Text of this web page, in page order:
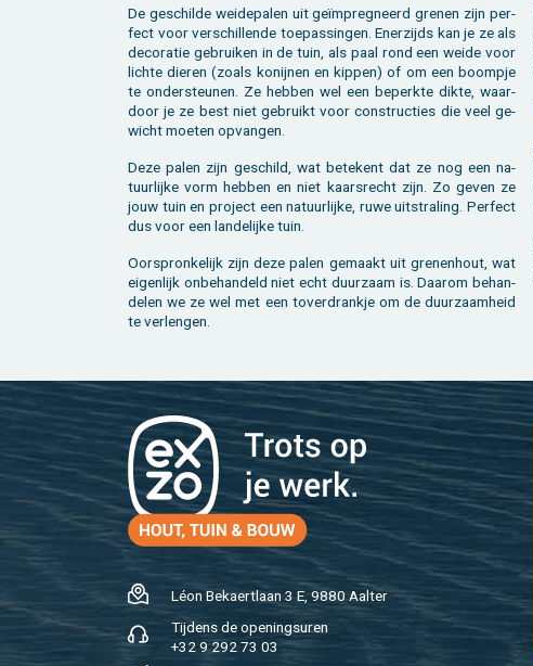
De ge­schil­de wei­de­pa­len uit geïmpreg­neerd gre­nen zijn per­
fect voor ver­schil­len­de toe­pas­sin­gen. Ener­zijds kan je ze als
de­co­ra­tie ge­brui­ken in de tuin, als paal rond een weide voor
lich­te die­ren (zoals ko­nij­nen en kip­pen) of om een boom­pje
te on­der­steu­nen. Ze heb­ben wel een be­perk­te dikte, waar­
door je ze best niet ge­bruikt voor con­struc­ties die veel ge­
wicht moe­ten op­van­gen.
Deze palen zijn ge­schild, wat be­te­kent dat ze nog een na­
tuur­lij­ke vorm heb­ben en niet kaars­recht zijn. Zo geven ze
jouw tuin en pro­ject een na­tuur­lij­ke, ruwe uit­stra­ling. Per­fect
dus voor een lan­de­lij­ke tuin.
Oor­spron­ke­lijk zijn deze palen ge­maakt uit gre­nen­hout, wat
ei­gen­lijk on­be­han­deld niet echt duur­zaam is. Daar­om be­han­
de­len we ze wel met een to­ver­drank­je om de duur­zaam­heid
te ver­len­gen.
Léon Be­kaert­laan 3 E, 9880 Aal­ter
Tij­dens de ope­nings­uren
+32 9 292 73 03